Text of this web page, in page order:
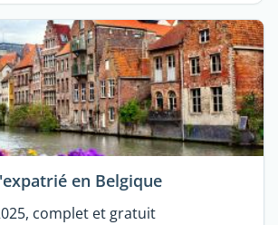
en Belgique
complet et gratuit